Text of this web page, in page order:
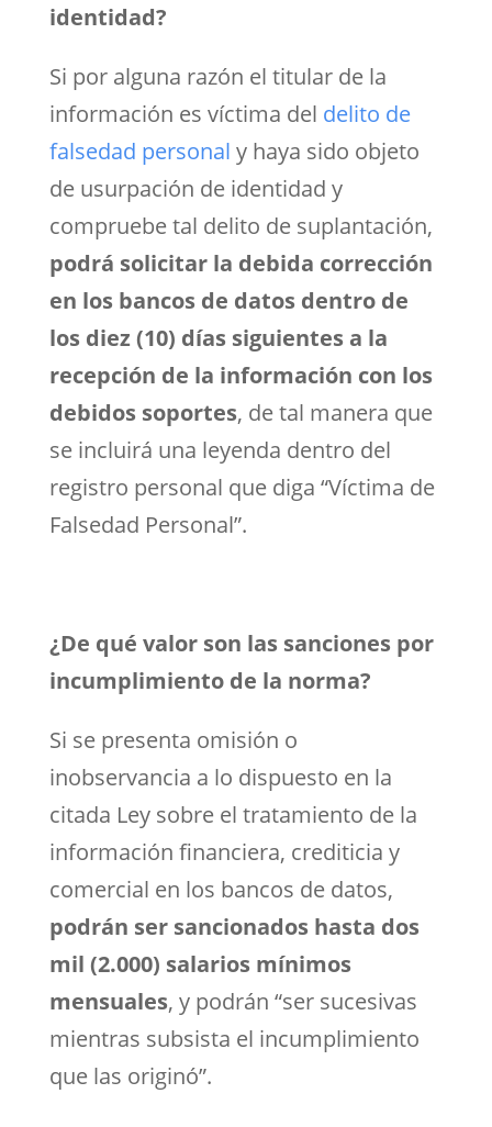
identidad?
Si por alguna razón el titular de la
información es víctima del delito de
falsedad personal y haya sido objeto
de usurpación de identidad y
compruebe tal delito de suplantación,
podrá solicitar la debida corrección
en los bancos de datos dentro de
los diez (10) días siguientes a la
recepción de la información con los
debidos soportes, de tal manera que
se incluirá una leyenda dentro del
registro personal que diga “Víctima de
Falsedad Personal”.
¿De qué valor son las sanciones por
incumplimiento de la norma?
Si se presenta omisión o
inobservancia a lo dispuesto en la
citada Ley sobre el tratamiento de la
información financiera, crediticia y
comercial en los bancos de datos,
podrán ser sancionados hasta dos
mil (2.000) salarios mínimos
mensuales, y podrán “ser sucesivas
mientras subsista el incumplimiento
que las originó”.